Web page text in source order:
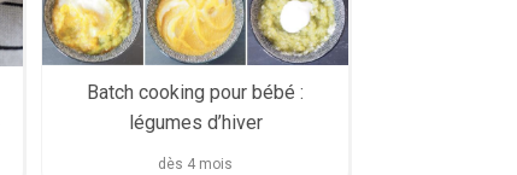
Batch cooking pour bébé :
légumes d’hiver
dès 4 mois